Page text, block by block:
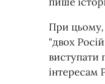
При цьому,
"двох
виступати
інтересам